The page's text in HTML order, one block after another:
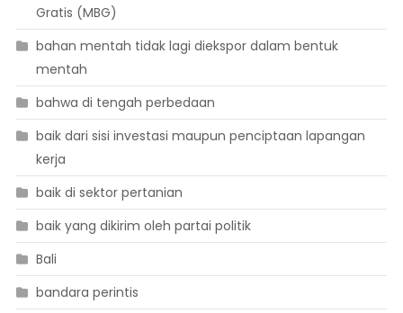
Gratis (MBG)
bahan mentah tidak lagi diekspor dalam bentuk
mentah
bahwa di tengah perbedaan
baik dari sisi investasi maupun penciptaan lapangan
kerja
baik di sektor pertanian
baik yang dikirim oleh partai politik
Bali
bandara perintis